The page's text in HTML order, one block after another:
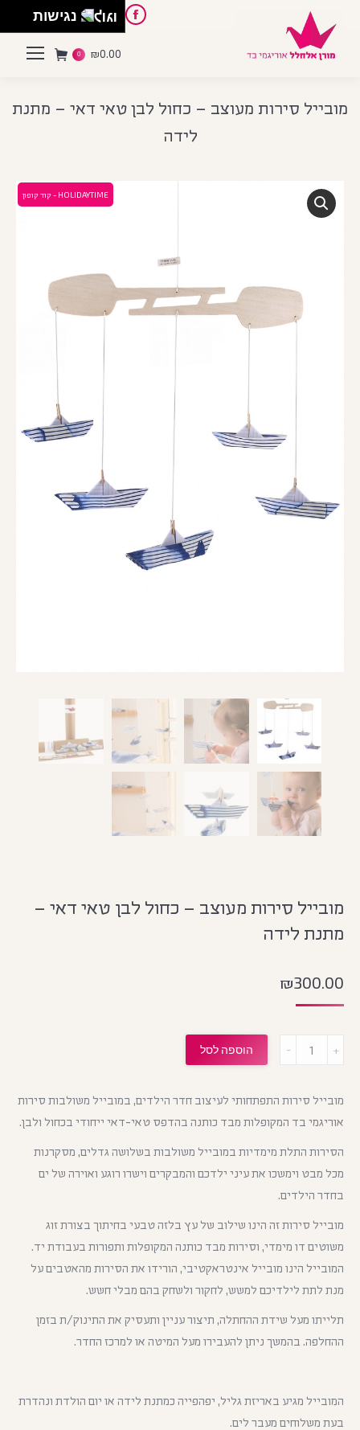
Facebook
Pinterest
Instagram
English
₪0.00
0
מובייל סירות מעוצב – כחול לבן טאי דאי – מתנת
לידה
HOLIDAYTIME - קוד קופון
מובייל סירות מעוצב – כחול לבן טאי דאי –
מתנת לידה
₪300.00
מובייל סירות התפתחותי לעיצוב חדר הילדים, במובייל משולבות סירות
אוריגמי בד המקופלות מבד כותנה בהדפס טאי-דאי ייחודי בכחול ולבן.
הסירות התלת מימדיות במובייל משולבות בשלושה גדלים, מסקרנות
מכל מבט וימשכו את עיני ילדכם והמבקרים וישרו רוגע ואוירה של ים
בחדר הילדים.
מובייל סירות זה הינו שילוב של עץ בלזה טבעי בחיתוך בצורת זוג
משוטים דו מימדי, וסירות מבד כותנה המקופלות ותפורות בעבודת יד.
המובייל הינו מובייל אינטראקטיבי, הורידו את הסירות מהאטבים על
מנת לתת לילדיכם למשש, לחקור ולשחק בהם מבלי חשש.
תלייתו מעל שידת ההחתלה, תיצור עניין ותעסיק את התינוק/ת בזמן
ההחלפה. בהמשך ניתן להעבירו מעל המיטה או למרכז החדר.
המובייל מגיע באריזת גליל, יפהפייה כמתנת לידה או יום הולדת ונהדרת
בעת משלוחים מעבר לים.
הוספה לסל
נגישות